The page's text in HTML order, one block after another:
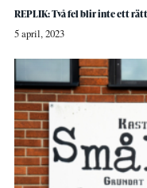
REPLIK: Två fel blir inte ett
5 april, 2023